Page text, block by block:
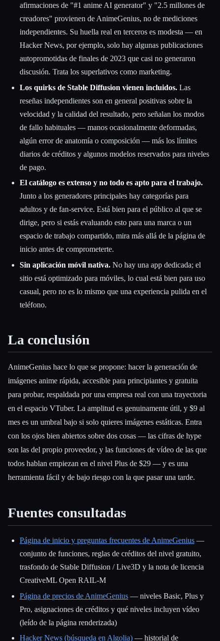
afirmaciones de "#1 anime AI generator" y "2.5 millones de
creadores" provienen de AnimeGenius, no de mediciones
independientes. Su huella real en terceros es modesta — en
Hacker News, por ejemplo, solo hay algunas publicaciones
autopromotidas de finales de 2023 que casi no generaron
discusión. Trata los superlativos como marketing.
Los quirks de Stable Diffusion vienen incluidos. Las
reseñas independientes son en general positivas sobre la
velocidad y la calidad del resultado, pero señalan los modos
de fallo habituales — manos ocasionalmente deformadas,
algún error de anatomía o composición — más los límites
diarios de créditos y algunos modelos reservados para niveles
de pago.
El catálogo es extenso y no todo es apto para el trabajo.
Junto a los generadores principales hay categorías para
adultos y de fan-service. Está bien para el público al que se
dirige, pero si estás evaluando esto para una marca o un
espacio de trabajo compartido, mira más allá de la página de
inicio antes de comprometerte.
Sin aplicación móvil nativa. No hay una app dedicada; el
sitio está optimizado para móviles, lo cual está bien para uso
casual, pero no es lo mismo que una experiencia pulida en el
teléfono.
La conclusión
AnimeGenius hace lo que se propone: hacer la generación de
imágenes anime rápida, accesible para principiantes y gratuita
para probar, respaldada por una empresa real con una trayectoria
en el espacio VTuber. La amplitud es genuinamente útil, y $9 al
mes es un umbral bajo si solo quieres imágenes estáticas. Entra
con los ojos bien abiertos sobre dos cosas — las cifras de hype
son las del propio proveedor, y las funciones de vídeo de las que
todos hablan empiezan en el nivel Plus de $29 — y es una
herramienta fácil y de bajo riesgo con la que pasar una tarde.
Fuentes consultadas
Página de inicio y preguntas frecuentes de AnimeGenius —
conjunto de funciones, reglas de créditos del nivel gratuito,
trasfondo de Stable Diffusion / Live3D y la nota de licencia
CreativeML Open RAIL-M
Página de precios de AnimeGenius — niveles Basic, Plus y
Pro, asignaciones de créditos y qué niveles incluyen vídeo
(leído de la página renderizada)
Hacker News (búsqueda en Algolia) — historial de